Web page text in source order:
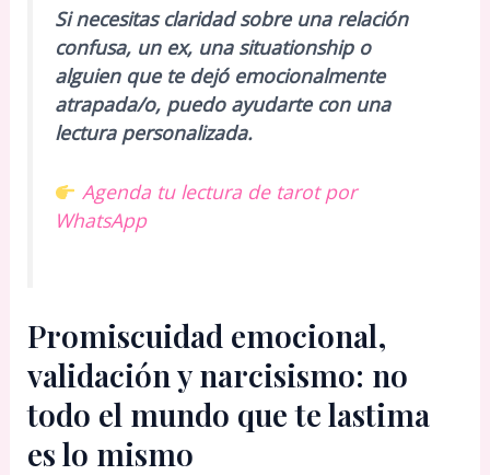
Si necesitas claridad sobre una relación
confusa, un ex, una situationship o
alguien que te dejó emocionalmente
atrapada/o, puedo ayudarte con una
lectura personalizada.
Agenda tu lectura de tarot por
WhatsApp
Promiscuidad emocional,
validación y narcisismo: no
todo el mundo que te lastima
es lo mismo